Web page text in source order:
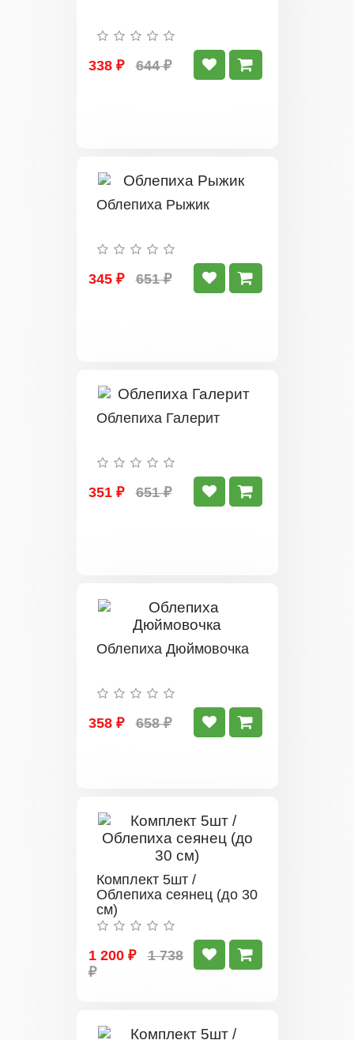
338 ₽ 644 ₽
Облепиха Рыжик
345 ₽ 651 ₽
Облепиха Галерит
351 ₽ 651 ₽
Облепиха Дюймовочка
358 ₽ 658 ₽
Комплект 5шт /
Облепиха сеянец (до 30
см)
1 200 ₽
1 738
₽